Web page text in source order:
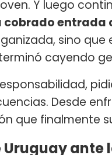
Y luego
entrada
sino que
cayendo
Desde
que finalmente
ante